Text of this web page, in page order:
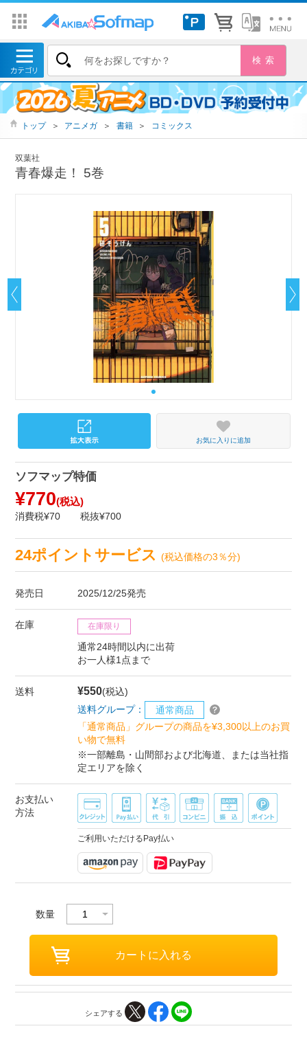
トップ ＞ アニメガ ＞ 書籍 ＞ コミックス
双葉社
青春爆走！ 5巻
お気に入りに追加
ソフマップ特価
¥770(税込)
消費税¥70 税抜¥700
24ポイントサービス(税込価格の3％分)
発売日 2025/12/25発売
在庫 在庫限り
通常24時間以内に出荷
お一人様1点まで
送料 ¥550(税込)
送料グループ：
通常商品
「通常商品」グループの商品を¥3,300以上のお買
い物で無料
※一部離島・山間部および北海道、または当社指
定エリアを除く
お支払い
方法
ご利用いただけるPay払い
数量
シェアする